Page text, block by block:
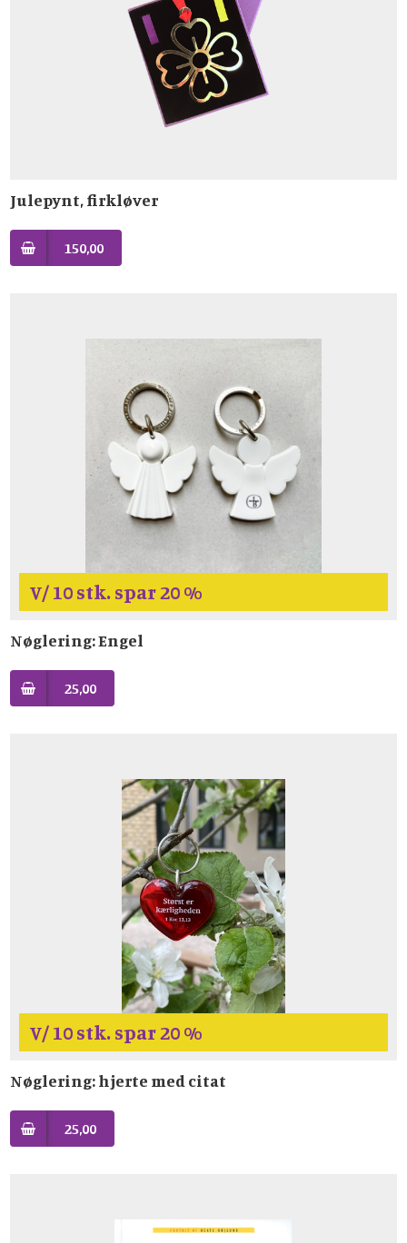
Julepynt, firkløver
150,00
V/ 10 stk. spar 20 %
Nøglering: Engel
25,00
V/ 10 stk. spar 20 %
Nøglering: hjerte med citat
25,00